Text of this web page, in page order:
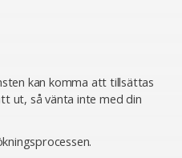
kan komma att tillsättas
ut, så vänta inte med din